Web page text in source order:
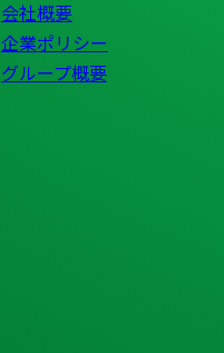
会社概要
企業ポリシー
グループ概要